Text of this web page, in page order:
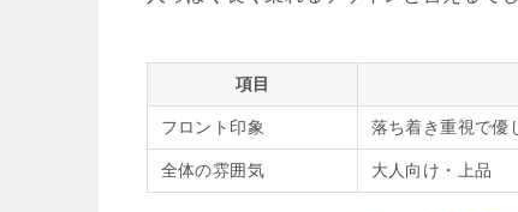
項目
フロント印象 落ち着き重視で優
全体の雰囲気 大人向け・上品